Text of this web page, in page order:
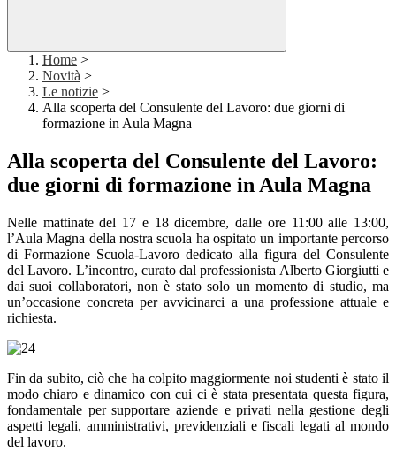
Home >
Novità >
Le notizie >
Alla scoperta del Consulente del Lavoro: due giorni di
formazione in Aula Magna
Alla scoperta del Consulente del Lavoro:
due giorni di formazione in Aula Magna
Nelle mattinate del 17 e 18 dicembre, dalle ore 11:00 alle 13:00,
l’Aula Magna della nostra scuola ha ospitato un importante percorso
di Formazione Scuola-Lavoro dedicato alla figura del Consulente
del Lavoro. L’incontro, curato dal professionista Alberto Giorgiutti e
dai suoi collaboratori, non è stato solo un momento di studio, ma
un’occasione concreta per avvicinarci a una professione attuale e
richiesta.
Fin da subito, ciò che ha colpito maggiormente noi studenti è stato il
modo chiaro e dinamico con cui ci è stata presentata questa figura,
fondamentale per supportare aziende e privati nella gestione degli
aspetti legali, amministrativi, previdenziali e fiscali legati al mondo
del lavoro.